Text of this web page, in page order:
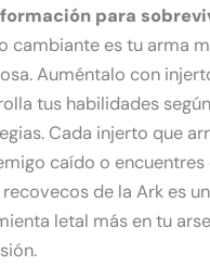
para
cambiante es tu arma
Auméntalo con
tus habilidades
Cada injerto que
caído o
de la Ark es
letal más en tu